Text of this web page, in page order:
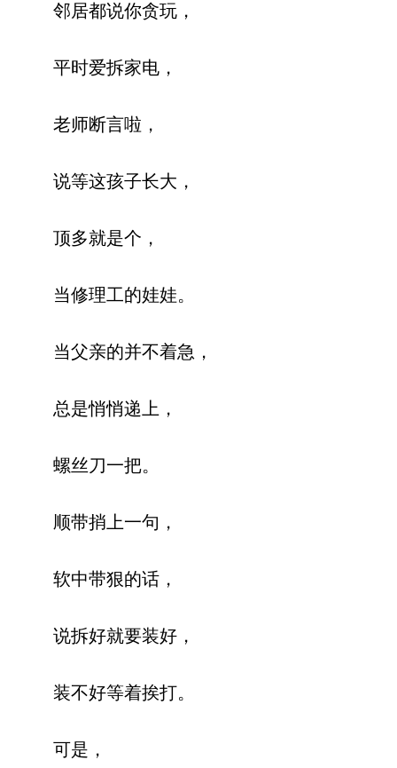
邻居都说你贪玩，
平时爱拆家电，
老师断言啦，
说等这孩子长大，
顶多就是个，
当修理工的娃娃。
当父亲的并不着急，
总是悄悄递上，
螺丝刀一把。
顺带捎上一句，
软中带狠的话，
说拆好就要装好，
装不好等着挨打。
可是，